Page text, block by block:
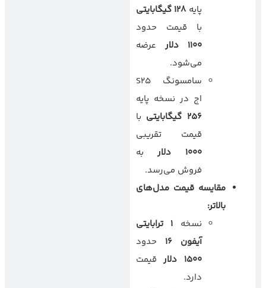
پایه ۱۲۸ گیگابایتی
با قیمت حدود
۱۱۰۰
دلار عرضه
می‌شود.
سامسونگ S25
اج در نسخه پایه
۲۵۶ گیگابایتی با
قیمت تقریبی
۱۰۰۰
دلاربه
فروش می‌رسد.
مقایسه قیمت مدل‌های
بالاتر:
نسخه ۱ ترابایتی
آیفون۱۶ حدود
۱۵۰۰ دلارقیمت
دارد.